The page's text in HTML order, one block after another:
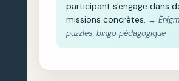
participant s'engage dans
missions concrètes. →
puzzles, bingo pédagogique